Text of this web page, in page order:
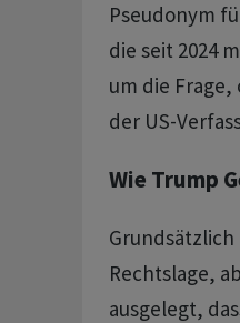
Pseudonym
die seit 2024
um die
der US-
Wie Trump
Rechtslage,
ausgelegt,